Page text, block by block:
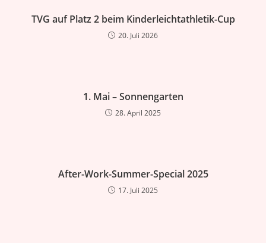
TVG auf Platz 2 beim Kinderleichtathletik-Cup
20. Juli 2026
1. Mai – Sonnengarten
28. April 2025
After-Work-Summer-Special 2025
17. Juli 2025